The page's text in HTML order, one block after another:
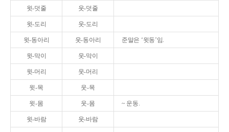
윗-덧줄 웃-덧줄
윗-도리 웃-도리
윗-동아리 웃-동아리 준말은 ‘윗동’임.
윗-막이 웃-막이
윗-머리 웃-머리
윗-목 웃-목
윗-몸 웃-몸 ~ 운동.
윗-바람 웃-바람